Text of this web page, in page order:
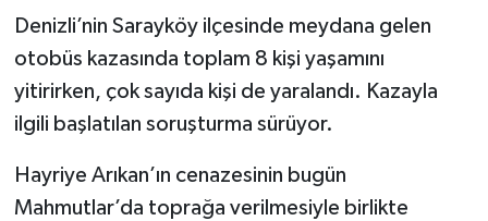
Denizli’nin Sarayköy ilçesinde meydana gelen
otobüs kazasında toplam 8 kişi yaşamını
yitirirken, çok sayıda kişi de yaralandı. Kazayla
ilgili başlatılan soruşturma sürüyor.
Hayriye Arıkan’ın cenazesinin bugün
Mahmutlar’da toprağa verilmesiyle birlikte